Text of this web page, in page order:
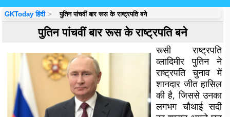
GKToday हिंदी पुतिन पांचवीं बार रूस के राष्ट्रपति बने
पुतिन पांचवीं बार रूस के राष्ट्रपति बने
रूसी राष्ट्रपति
व्लादिमीर पुतिन ने
राष्ट्रपति चुनाव में
शानदार जीत हासिल
की है, जिससे उनका
लगभग चौथाई सदी